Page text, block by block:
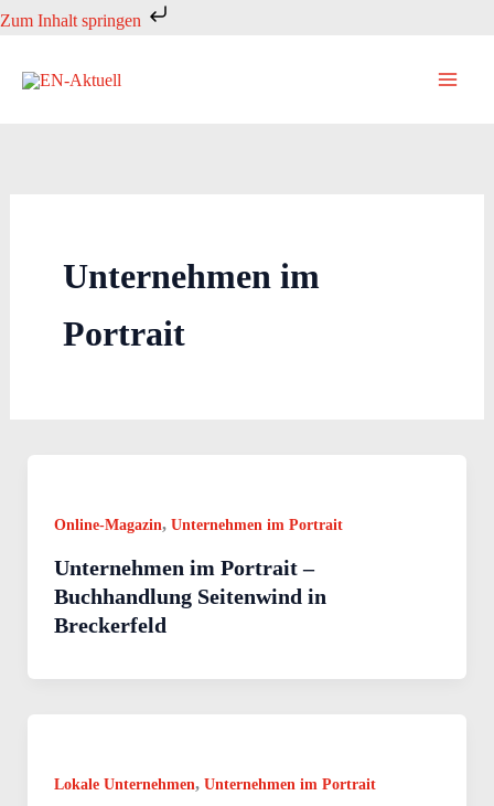
Zum Inhalt springen
Zum
springen
Unternehmen im
Portrait
Online-Magazin, Unternehmen im Portrait
Unternehmen im Portrait –
Buchhandlung Seitenwind in
Breckerfeld
Lokale Unternehmen, Unternehmen im Portrait